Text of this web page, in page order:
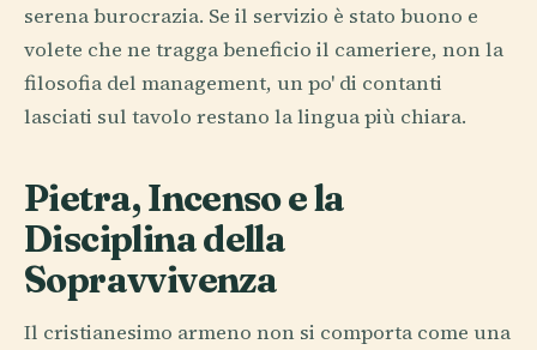
serena burocrazia. Se il servizio è stato buono e
volete che ne tragga beneficio il cameriere, non la
filosofia del management, un po' di contanti
lasciati sul tavolo restano la lingua più chiara.
Pietra, Incenso e la
Disciplina della
Sopravvivenza
Il cristianesimo armeno non si comporta come una